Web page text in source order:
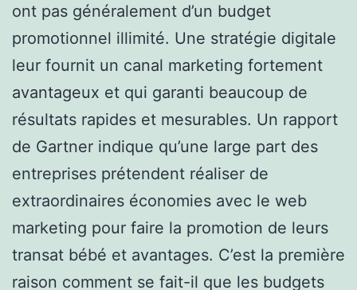
ont pas généralement d’un budget
promotionnel illimité. Une stratégie digitale
leur fournit un canal marketing fortement
avantageux et qui garanti beaucoup de
résultats rapides et mesurables. Un rapport
de Gartner indique qu’une large part des
entreprises prétendent réaliser de
extraordinaires économies avec le web
marketing pour faire la promotion de leurs
transat bébé et avantages. C’est la première
raison comment se fait-il que les budgets